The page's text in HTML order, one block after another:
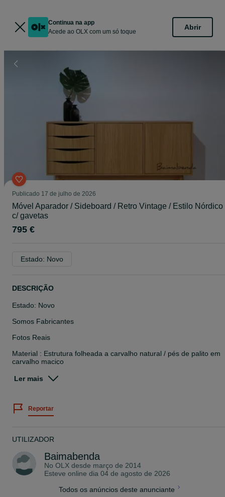
Continua na app
Acede ao OLX com um só toque
Abrir
Publicado 17 de julho de 2026
Móvel Aparador / Sideboard / Retro Vintage / Estilo Nórdico
c/ gavetas
795 €
Estado: Novo
DESCRIÇÃO
Estado: Novo
Somos Fabricantes
Fotos Reais
Material : Estrutura folheada a carvalho natural / pés de palito em
carvalho maciço
Dimensões: 150cm de largura x 40cm de profundidade x 85cm de
mediante orçamento.
Qualquer dúvida não hesite em ligar.
As peças podem ser levantadas na nossa morada
Possibilidade de entrega em todo o país mediante orçamento
(Portugal Continental)
Veja outros modelos clicando em ( anúncios deste utilizador)
Ler mais
Reportar
UTILIZADOR
Baimabenda
No OLX desde março de 2014
Esteve online dia 04 de agosto de 2026
Todos os anúncios deste anunciante